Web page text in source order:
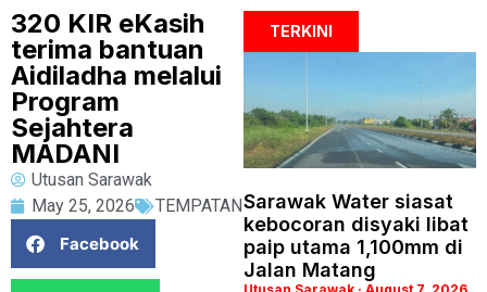
320 KIR eKasih
terima bantuan
Aidiladha melalui
Program
Sejahtera
MADANI
Utusan Sarawak
May 25, 2026
TEMPATAN
Facebook
TERKINI
Sarawak Water siasat
kebocoran disyaki libat
paip utama 1,100mm di
Jalan Matang